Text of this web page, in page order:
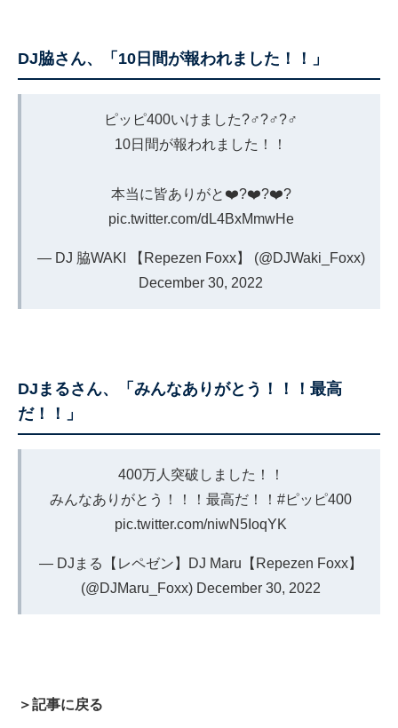
DJ脇さん、「10日間が報われました！！」
ピッピ400いけました?‍♂️?‍♂️?‍♂️
10日間が報われました！！
本当に皆ありがと❤️‍?❤️‍?❤️‍?
pic.twitter.com/dL4BxMmwHe
— DJ 脇WAKI 【Repezen Foxx】 (@DJWaki_Foxx)
December 30, 2022
DJまるさん、「みんなありがとう！！！最高
だ！！」
400万人突破しました！！
みんなありがとう！！！最高だ！！ #ピッピ400
pic.twitter.com/niwN5IoqYK
— DJまる【レペゼン】DJ Maru【Repezen Foxx】
(@DJMaru_Foxx) December 30, 2022
＞記事に戻る